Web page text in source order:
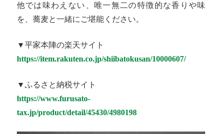
他では味わえない、唯一無二の特徴的な香りや味
を、蕎麦と一緒にご堪能ください。
▼平家本陣の楽天サイト
https://item.rakuten.co.jp/shiibatokusan/10000607/
▼ふるさと納税サイト
https://www.furusato-
tax.jp/product/detail/45430/4980198